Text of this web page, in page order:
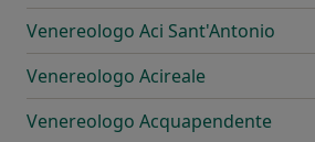
Venereologo Aci Sant'Antonio
Venereologo Acireale
Venereologo Acquapendente